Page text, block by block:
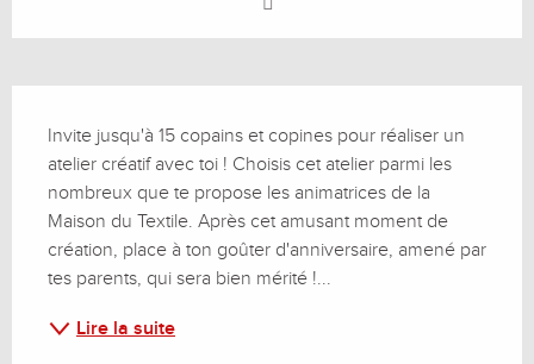
Invite jusqu'à 15 copains et copines pour réaliser un
atelier créatif avec toi ! Choisis cet atelier parmi les
nombreux que te propose les animatrices de la
Maison du Textile. Après cet amusant moment de
création, place à ton goûter d'anniversaire, amené par
tes parents, qui sera bien mérité !...
Lire la suite